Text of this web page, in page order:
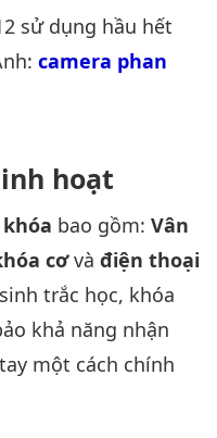
sử dụng hầu hết
camera phan
hoạt
bao gồm: Vân
cơvà điện thoại
trắc học, khóa
khả năng nhận
một cách chính